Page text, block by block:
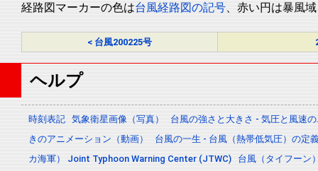
経路図マーカーの色は台風経路図の記号、赤い円は暴風
< 台風200225号
ヘルプ
時刻表記 気象衛星画像（写真）
台風の強さと大きさ - 気圧と風速
きのアニメーション（動画）
台風の一生 - 台風（熱帯低気圧）の定
カ海軍） Joint Typhoon Warning Center (JTWC)
台風（タイフーン